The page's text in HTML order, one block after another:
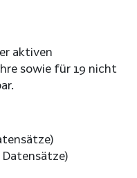
aktiven
sowie für 19 nicht
Datensätze)